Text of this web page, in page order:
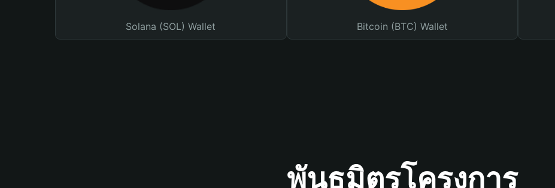
Solana (SOL) Wallet Bitcoin (BTC) Wallet
พันธมิตรโครงการ